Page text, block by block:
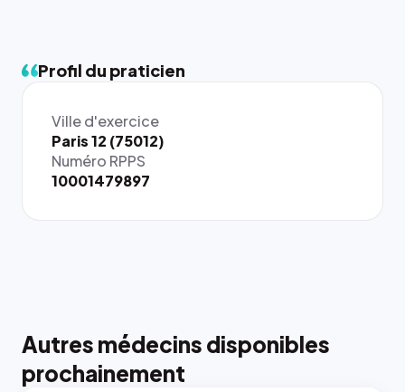
Profil du praticien
Ville d'exercice
Paris 12 (75012)
Numéro RPPS
10001479897
Autres médecins disponibles
prochainement